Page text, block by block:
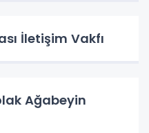
Arası İletişim Vakfı
Ağabeyin